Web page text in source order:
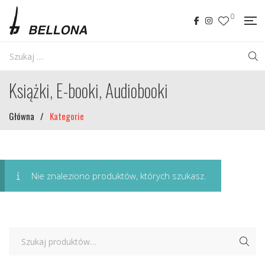
0
Książki, E-booki, Audiobooki
Główna / Kategorie
Nie znaleziono produktów, których szukasz.